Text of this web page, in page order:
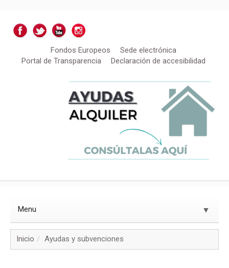
Fondos Europeos
Sede electrónica
Portal de Transparencia
Declaración de accesibilidad
Menu ▼
Inicio Ayudas y subvenciones